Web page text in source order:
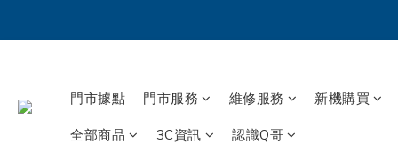
門市據點 門市服務 維修服務 新機購買
全部商品 3C資訊 認識Q哥